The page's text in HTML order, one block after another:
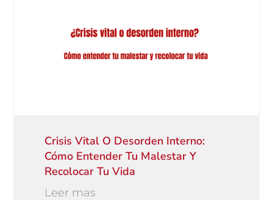
Crisis Vital O Desorden Interno:
Cómo Entender Tu Malestar Y
Recolocar Tu Vida
Leer mas